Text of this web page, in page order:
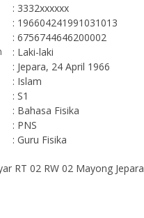
: 3332xxxxxx
: 196604241991031013
: 6756744646200002
: Laki-laki
: Jepara, 24 April 1966
: Islam
: S1
: Bahasa Fisika
: PNS
: Guru Fisika
RT 02 RW 02 Mayong Jepara